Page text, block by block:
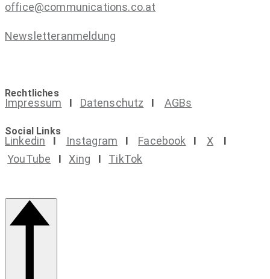
office@communications.co.at
Newsletteranmeldung
Rechtliches
Impressum I Datenschutz I AGBs
Social Links
Linkedin I Instagram I Facebook I X
I
YouTube
I Xing I TikTok